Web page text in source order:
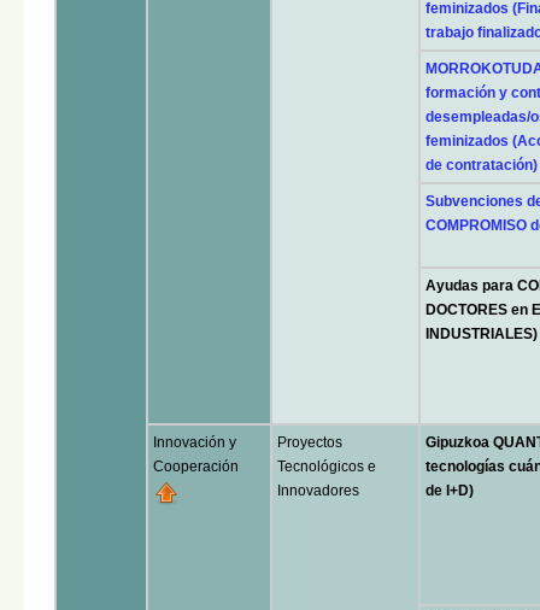
feminizados
trabajo
formación y
desempleadas/
feminizados
de contratación)
Subvenciones
COMPROMISO
Ayudas para
DOCTORES en
INDUSTRIALES)
Innovación y
Cooperación
Proyectos
Tecnológicos e
Innovadores
Gipuzkoa
tecnologías
de I+D)